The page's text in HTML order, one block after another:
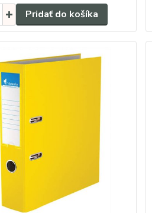
Pridať do košíka